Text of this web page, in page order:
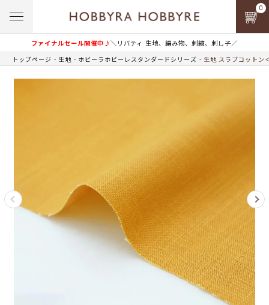
ファイナルセール開催中♪＼リバティ 生地、編み物、刺繍、刺し子／
0
トップページ 生地 ホビーラホビーレスタンダードシリーズ 生地 スラブコットン